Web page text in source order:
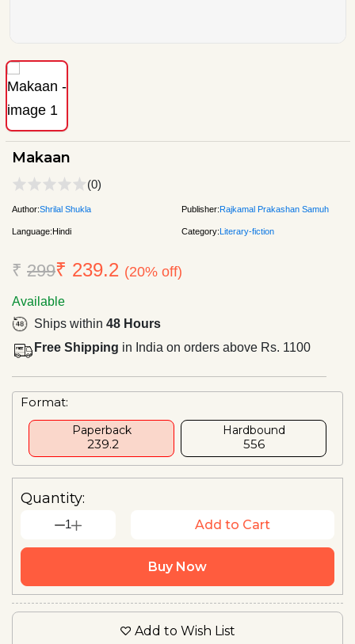
Makaan
(0)
Author:Shrilal Shukla Publisher:Rajkamal Prakashan Samuh
Language:Hindi Category:Literary-fiction
₹ 299₹ 239.2 (20% off)
Available
Ships within 48 Hours
Free Shipping in India on orders above Rs. 1100
Format:
Paperback
₹ 239.2
Hardbound
₹556
Quantity:
1 Add to Cart
Buy Now
Add to Wish List